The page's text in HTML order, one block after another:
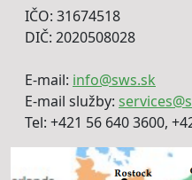
IČO: 31674518
DIČ: 2020508028
E-mail: info@sws.sk
E-mail služby:
Tel: +421 56 640 3600,